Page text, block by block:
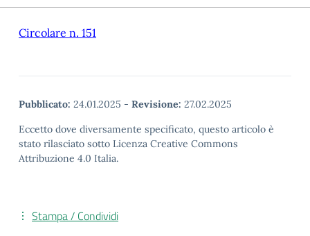
Circolare n. 151
Pubblicato: 24.01.2025 - Revisione: 27.02.2025
Eccetto dove diversamente specificato, questo articolo è
stato rilasciato sotto Licenza Creative Commons
Attribuzione 4.0 Italia.
Stampa / Condividi